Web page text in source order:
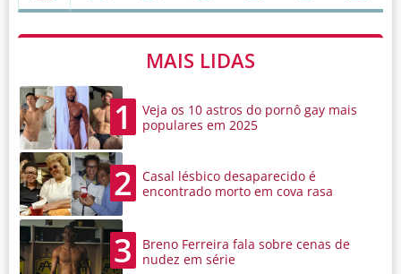
MAIS LIDAS
1
Veja os 10 astros do pornô gay mais
populares em 2025
2
Casal lésbico desaparecido é
encontrado morto em cova rasa
3
Breno Ferreira fala sobre cenas de
nudez em série